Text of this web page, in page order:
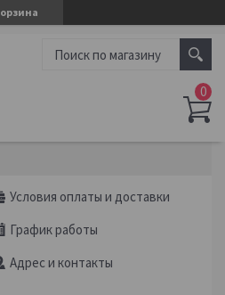
Условия оплаты и доставки
График работы
Адрес и контакты